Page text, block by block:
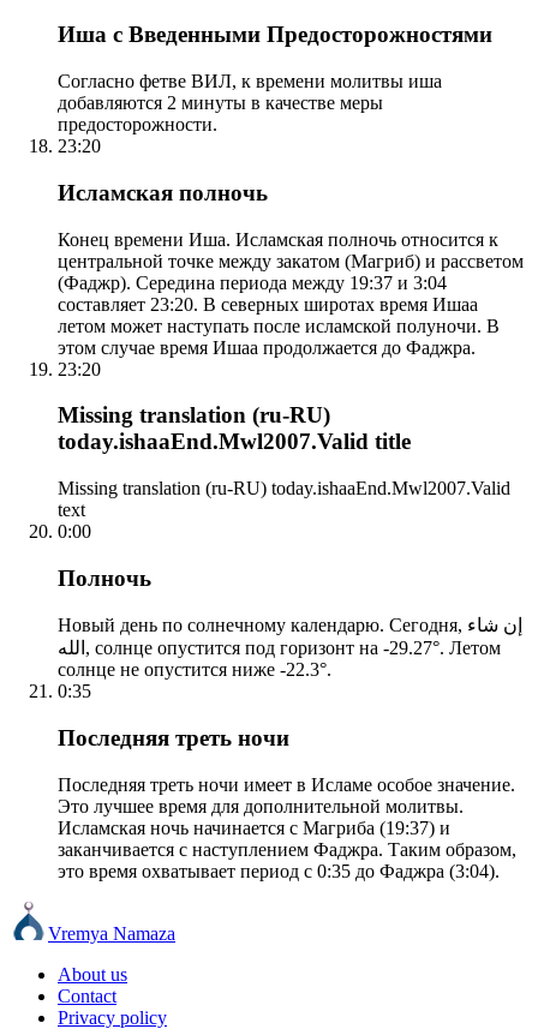
Иша с Введенными Предосторожностями
Согласно фетве ВИЛ, к времени молитвы иша
добавляются 2 минуты в качестве меры
предосторожности.
23:20
Исламская полночь
Конец времени Иша. Исламская полночь относится к
центральной точке между закатом (Магриб) и рассветом
(Фаджр). Середина периода между 19:37 и 3:04
составляет 23:20. В северных широтах время Ишаа
летом может наступать после исламской полуночи. В
этом случае время Ишаа продолжается до Фаджра.
23:20
Missing translation (ru-RU)
today.ishaaEnd.Mwl2007.Valid title
Missing translation (ru-RU) today.ishaaEnd.Mwl2007.Valid
text
0:00
Полночь
Новый день по солнечному календарю. Сегодня, إن شاء
الله, солнце опустится под горизонт на -29.27°. Летом
солнце не опустится ниже -22.3°.
0:35
Последняя треть ночи
Последняя треть ночи имеет в Исламе особое значение.
Это лучшее время для дополнительной молитвы.
Исламская ночь начинается с Магриба (19:37) и
заканчивается с наступлением Фаджра. Таким образом,
это время охватывает период с 0:35 до Фаджра (3:04).
Vremya Namaza
About us
Contact
Privacy policy